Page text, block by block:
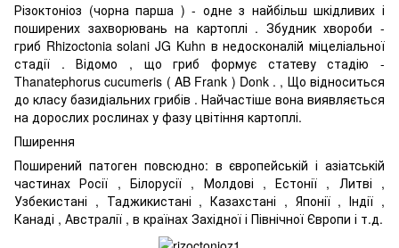
Різоктоніоз (чорна парша ) - одне з найбільш шкідливих і
поширених захворювань на картоплі . Збудник хвороби -
гриб Rhizoctonia solani JG Kuhn в недосконалій міцеліальної
стадії . Відомо , що гриб формує статеву стадію -
Thanatephorus cucumeris ( AB Frank ) Donk . , Що відноситься
до класу базидіальних грибів . Найчастіше вона виявляється
на дорослих рослинах у фазу цвітіння картоплі.
Пширення
Поширений патоген повсюдно: в європейській і азіатській
частинах Росії , Білорусії , Молдові , Естонії , Литві ,
Узбекистані , Таджикистані , Казахстані , Японії , Індії ,
Канаді , Австралії , в країнах Західної і Північної Європи і т.д.